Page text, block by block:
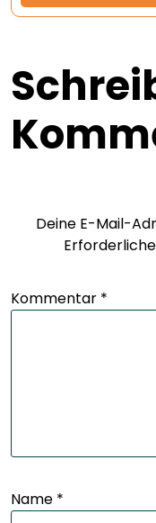
Deine E-Mail-
Kommentar *
Name *